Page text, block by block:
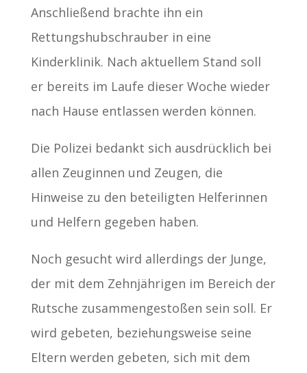
Anschließend brachte ihn ein
Rettungshubschrauber in eine
Kinderklinik. Nach aktuellem Stand soll
er bereits im Laufe dieser Woche wieder
nach Hause entlassen werden können.
Die Polizei bedankt sich ausdrücklich bei
allen Zeuginnen und Zeugen, die
Hinweise zu den beteiligten Helferinnen
und Helfern gegeben haben.
Noch gesucht wird allerdings der Junge,
der mit dem Zehnjährigen im Bereich der
Rutsche zusammengestoßen sein soll. Er
wird gebeten, beziehungsweise seine
Eltern werden gebeten, sich mit dem